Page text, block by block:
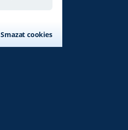
Smazat cookies